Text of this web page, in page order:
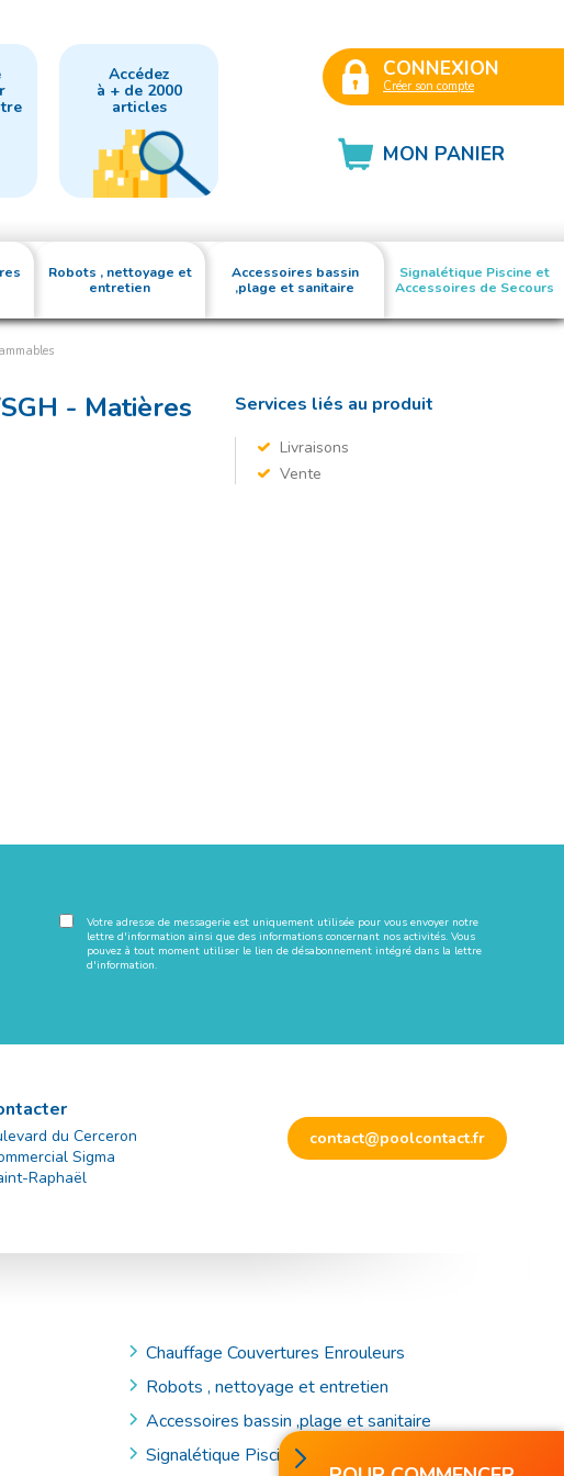
Accédez
à + de 2000
articles
CONNEXION
Créer son compte
MON PANIER
Robots , nettoyage et
entretien
Accessoires bassin
,plage et sanitaire
Signalétique Piscine et
Accessoires de Secours
- Matières Services liés au produit
Livraisons
Vente
Votre adresse de messagerie est uniquement utilisée pour vous envoyer notre
lettre d'information ainsi que des informations concernant nos activités. Vous
pouvez à tout moment utiliser le lien de désabonnement intégré dans la lettre
d'information.
du Cerceron
Sigma
Raphaël
contact@poolcontact.fr
Chauffage Couvertures Enrouleurs
Robots , nettoyage et entretien
Accessoires bassin ,plage et sanitaire
Signalétique Piscine et Accessoires de Secours